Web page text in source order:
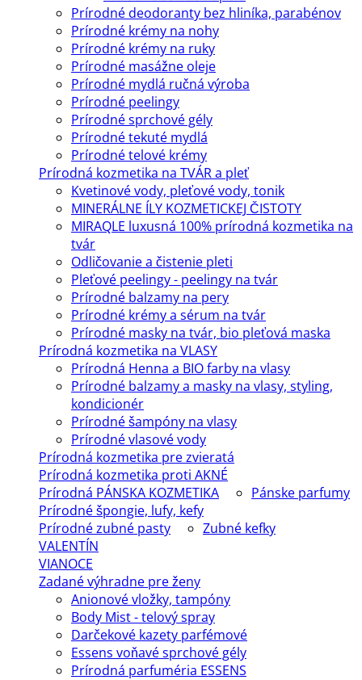
Prírodné deodoranty bez hliníka, parabénov
Prírodné krémy na nohy
Prírodné krémy na ruky
Prírodné masážne oleje
Prírodné mydlá ručná výroba
Prírodné peelingy
Prírodné sprchové gély
Prírodné tekuté mydlá
Prírodné telové krémy
Prírodná kozmetika na TVÁR a pleť
Kvetinové vody, pleťové vody, tonik
MINERÁLNE ÍLY KOZMETICKEJ ČISTOTY
MIRAQLE luxusná 100% prírodná kozmetika na
tvár
Odličovanie a čistenie pleti
Pleťové peelingy - peelingy na tvár
Prírodné balzamy na pery
Prírodné krémy a sérum na tvár
Prírodné masky na tvár, bio pleťová maska
Prírodná kozmetika na VLASY
Prírodná Henna a BIO farby na vlasy
Prírodné balzamy a masky na vlasy, styling,
kondicionér
Prírodné šampóny na vlasy
Prírodné vlasové vody
Prírodná kozmetika pre zvieratá
Prírodná kozmetika proti AKNÉ
Prírodná PÁNSKA KOZMETIKA
Pánske parfumy
Prírodné špongie, lufy, kefy
Prírodné zubné pasty
Zubné kefky
VALENTÍN
VIANOCE
Zadané výhradne pre ženy
Anionové vložky, tampóny
Body Mist - telový spray
Darčekové kazety parfémové
Essens voňavé sprchové gély
Prírodná parfuméria ESSENS